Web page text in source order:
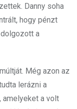
Danny soha
hogy pénzt
a
Még azon az
lerázni a
amelyeket a volt